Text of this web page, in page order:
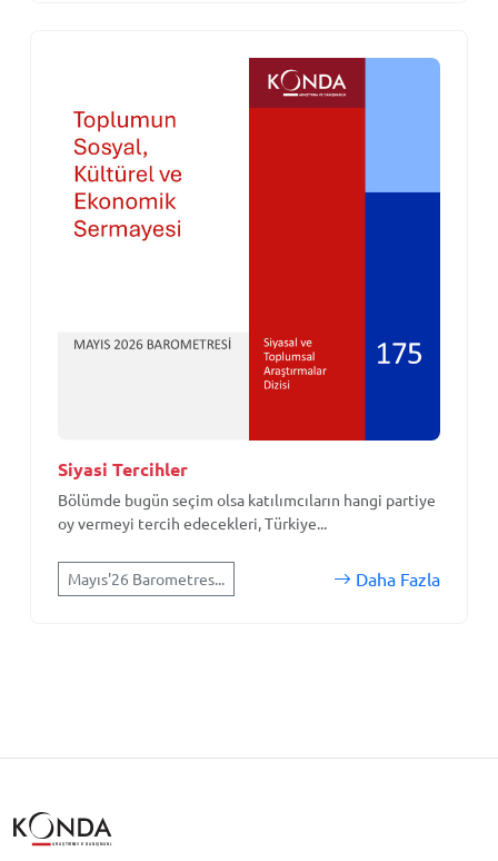
Siyasi Tercihler
Bölümde bugün seçim olsa katılımcıların hangi partiye
oy vermeyi tercih edecekleri, Türkiye...
Mayıs'26 Barometres... Daha Fazla